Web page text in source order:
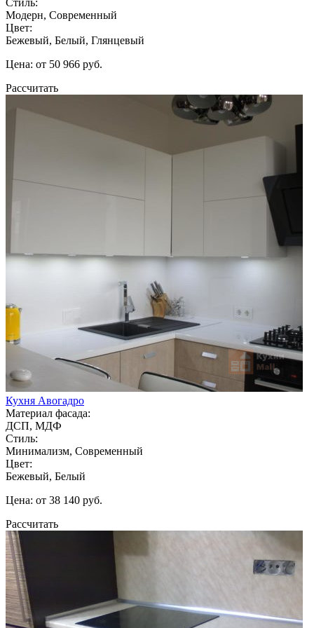
Модерн, Современный
Цвет:
Бежевый, Белый, Глянцевый
Цена: от 50 966 руб.
Рассчитать
Кухня Авогадро
Материал фасада:
ДСП, МДФ
Стиль:
Минимализм, Современный
Цвет:
Бежевый, Белый
Цена: от 38 140 руб.
Рассчитать